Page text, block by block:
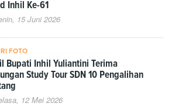
Inhil Ke-61
15 Juni 2026
FOTO
Bupati Inhil Yuliantini Terima
Study Tour SDN 10 Pengalihan
12 Mei 2026